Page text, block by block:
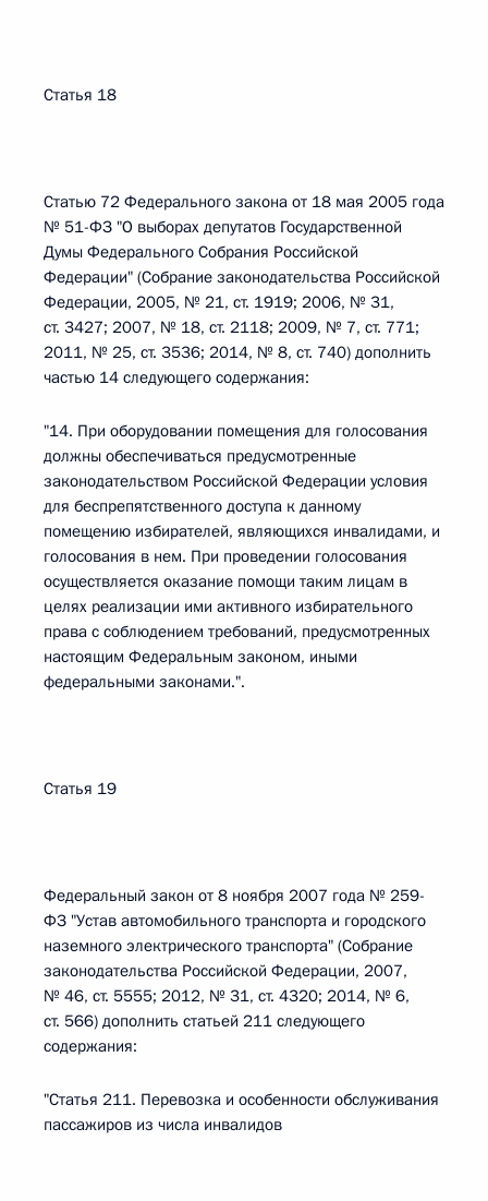
Статья 18
Статью 72 Федерального закона от 18 мая 2005 года
№ 51-ФЗ "О выборах депутатов Государственной
Думы Федерального Собрания Российской
Федерации" (Собрание законодательства Российской
Федерации, 2005, № 21, ст. 1919; 2006, № 31,
ст. 3427; 2007, № 18, ст. 2118; 2009, № 7, ст. 771;
2011, № 25, ст. 3536; 2014, № 8, ст. 740) дополнить
частью 14 следующего содержания:
"14. При оборудовании помещения для голосования
должны обеспечиваться предусмотренные
законодательством Российской Федерации условия
для беспрепятственного доступа к данному
помещению избирателей, являющихся инвалидами, и
голосования в нем. При проведении голосования
осуществляется оказание помощи таким лицам в
целях реализации ими активного избирательного
права с соблюдением требований, предусмотренных
настоящим Федеральным законом, иными
федеральными законами.".
Статья 19
Федеральный закон от 8 ноября 2007 года № 259-
ФЗ "Устав автомобильного транспорта и городского
наземного электрического транспорта" (Собрание
законодательства Российской Федерации, 2007,
№ 46, ст. 5555; 2012, № 31, ст. 4320; 2014, № 6,
ст. 566) дополнить статьей 211 следующего
содержания:
"Статья 211. Перевозка и особенности обслуживания
пассажиров из числа инвалидов